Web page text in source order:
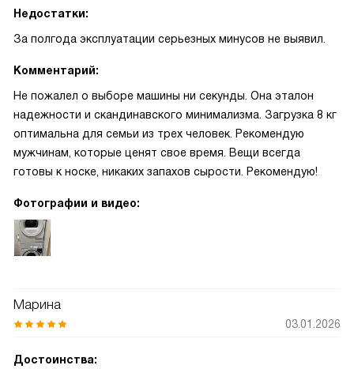
Недостатки:
За полгода эксплуатации серьезных минусов не выявил.
Комментарий:
Не пожалел о выборе машины ни секунды. Она эталон
надежности и скандинавского минимализма. Загрузка 8 кг
оптимальна для семьи из трех человек. Рекомендую
мужчинам, которые ценят свое время. Вещи всегда
готовы к носке, никаких запахов сырости. Рекомендую!
Фотографии и видео:
Марина
03.01.2026
Достоинства: